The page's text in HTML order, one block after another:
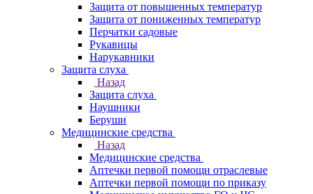
Защита от повышенных температур
Защита от пониженных температур
Перчатки садовые
Рукавицы
Нарукавники
Защита слуха
Назад
Защита слуха
Наушники
Беруши
Медицинские средства
Назад
Медицинские средства
Аптечки первой помощи отраслевые
Аптечки первой помощи по приказу